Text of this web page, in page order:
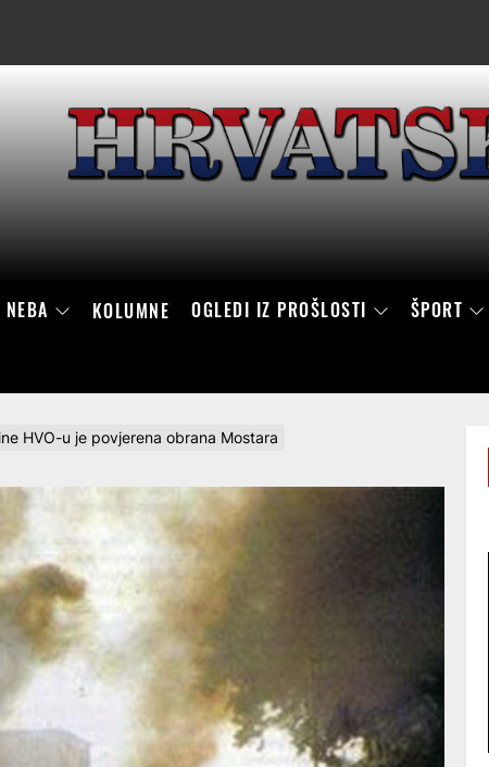
KOLUMNE OGLEDI IZ PROŠLOSTI ŠPORT
HVO-u je povjerena obrana Mostara